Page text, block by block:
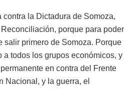
contra la Dictadura de Somoza,
porque para poder
salir primero de Somoza. Porque
a todos los grupos económicos, y
en contra del Frente
Nacional, y la guerra, el